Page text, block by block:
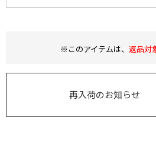
※このアイテムは、 返品対
再入荷のお知らせ